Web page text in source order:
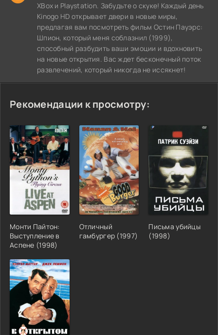
XBox и Playstation. Забудьте о скуке! Каждый день
Kinogo HD открывает двери в новые миры,
предлагая вам посмотреть фильм Остин Пауэрс:
Шпион, который меня соблазнил (1999),
способный разбудить ваши эмоции и вдохновить
на новые открытия. Вас ждет бесконечный поток
развлечений, который никогда не иссякнет!
Рекомендации к просмотру:
Монти Пайтон:
Выступление в
Аспене (1998)
Отличный
гамбургер (1997)
Письма убийцы
(1998)